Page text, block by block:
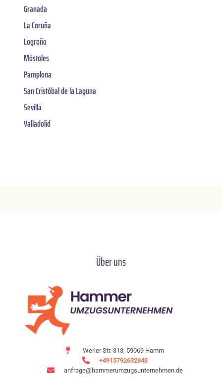
Granada
La Coruña
Logroño
Móstoles
Pamplona
San Cristóbal de la Laguna
Sevilla
Valladolid
Über uns
Werler Str. 313, 59069 Hamm
+4915792632843
anfrage@hammerumzugsunternehmen.de